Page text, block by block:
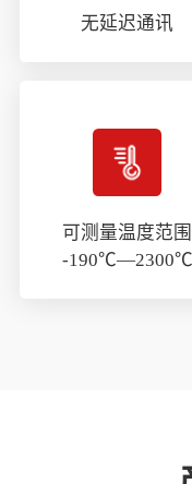
无延迟通讯
可测量温度范围
-190℃—2300℃